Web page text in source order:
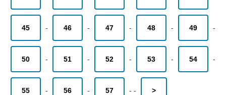
45 - 46 - 47 - 48 - 49 -
50 - 51 - 52 - 53 - 54 -
55 - 56 - 57 - - >